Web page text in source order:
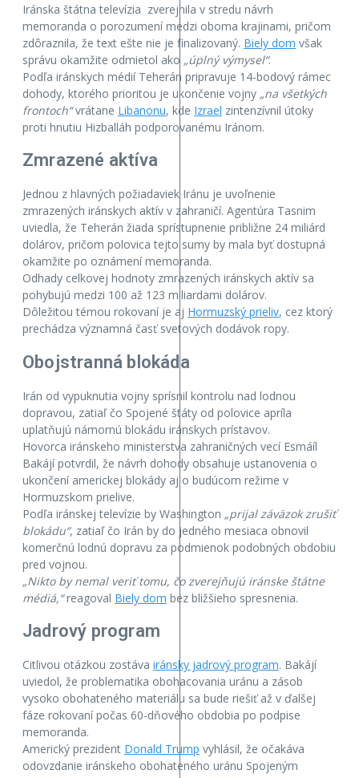
Iránska štátna televízia zverejnila v stredu návrh
memoranda o porozumení medzi oboma krajinami, pričom
zdôraznila, že text ešte nie je finalizovaný. Biely dom však
správu okamžite odmietol ako „úplný výmysel“.
Podľa iránskych médií Teherán pripravuje 14-bodový rámec
dohody, ktorého prioritou je ukončenie vojny „na všetkých
frontoch“vrátane Libanonu, kde Izrael zintenzívnil útoky
proti hnutiu Hizballáh podporovanému Iránom.
Zmrazené aktíva
Jednou z hlavných požiadaviek Iránu je uvoľnenie
zmrazených iránskych aktív v zahraničí. Agentúra Tasnim
uviedla, že Teherán žiada sprístupnenie približne 24 miliárd
dolárov, pričom polovica tejto sumy by mala byť dostupná
okamžite po oznámení memoranda.
Odhady celkovej hodnoty zmrazených iránskych aktív sa
pohybujú medzi 100 až 123 miliardami dolárov.
Dôležitou témou rokovaní je aj Hormuzský prieliv, cez ktorý
prechádza významná časť svetových dodávok ropy.
Obojstranná blokáda
Irán od vypuknutia vojny sprísnil kontrolu nad lodnou
dopravou, zatiaľ čo Spojené štáty od polovice apríla
uplatňujú námornú blokádu iránskych prístavov.
Hovorca iránskeho ministerstva zahraničných vecí Esmáíl
Bakájí potvrdil, že návrh dohody obsahuje ustanovenia o
ukončení americkej blokády aj o budúcom režime v
Hormuzskom prielive.
Podľa iránskej televízie by Washington „prijal záväzok zrušiť
blokádu“, zatiaľ čo Irán by do jedného mesiaca obnovil
komerčnú lodnú dopravu za podmienok podobných obdobiu
pred vojnou.
„Nikto by nemal veriť tomu, čo zverejňujú iránske štátne
médiá,“reagoval Biely dom bez bližšieho spresnenia.
Jadrový program
Citlivou otázkou zostáva iránsky jadrový program. Bakájí
uviedol, že problematika obohacovania uránu a zásob
vysoko obohateného materiálu sa bude riešiť až v ďalšej
fáze rokovaní počas 60-dňového obdobia po podpise
memoranda.
Americký prezident Donald Trump vyhlásil, že očakáva
odovzdanie iránskeho obohateného uránu Spojeným